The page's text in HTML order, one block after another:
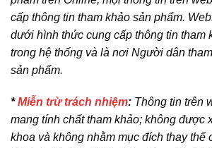
cấp thông tin tham khảo sản phẩm.
dưới hình thức cung cấp thông tin tham
trong hệ thống và là nơi Người dân
sản phẩm.
*Miễn trừ trách nhiệm: Thông tin trên
mang tính chất tham khảo; không được
khoa và không nhằm mục đích thay thế